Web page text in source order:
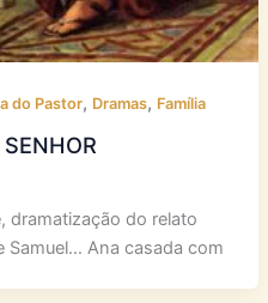
do Pastor, Dramas, Família
dramatização do relato
Samuel… Ana casada com